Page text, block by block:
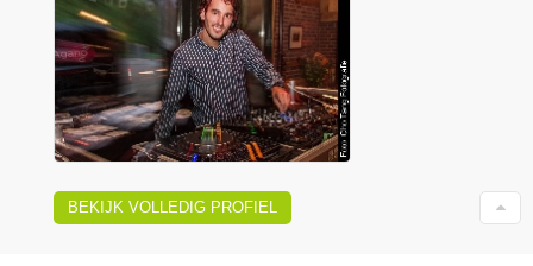
BEKIJK VOLLEDIG PROFIEL